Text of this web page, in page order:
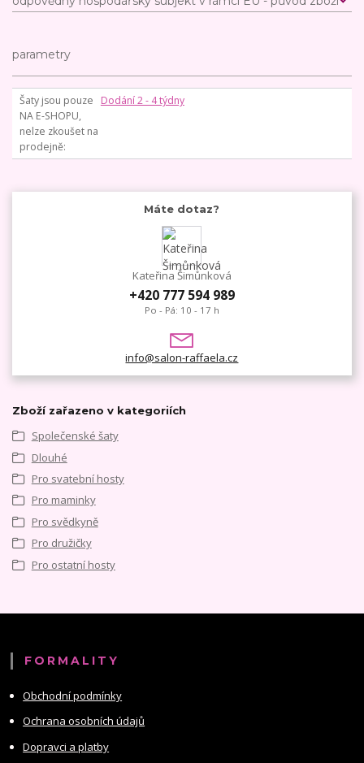
parametry
Šaty jsou pouze
NA E-SHOPU,
nelze zkoušet na
prodejně
Dodání 2 - 4 týdny
Máte dotaz?
Kateřina Šimůnková
+420 777 594 989
Po - Pá: 10 - 17 h
info@salon-raffaela.cz
Zboží zařazeno v kategoriích
Společenské šaty
Dlouhé
Pro svatební hosty
Pro maminky
Pro svědkyně
Pro družičky
Pro ostatní hosty
FORMALITY
Obchodní podmínky
Ochrana osobních údajů
Dopravci a platby